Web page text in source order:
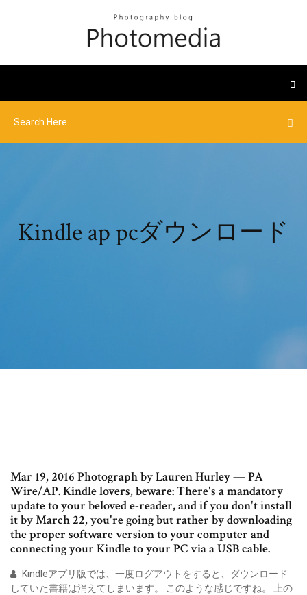
Kindle ap pcダウンロード
Mar 19, 2016 Photograph by Lauren Hurley — PA
Wire/AP. Kindle lovers, beware: There's a mandatory
update to your beloved e-reader, and if you don't install
it by March 22, you're going but rather by downloading
the proper software version to your computer and
connecting your Kindle to your PC via a USB cable.
Kindleアプリ版では、一度ログアウトをすると、ダウンロード
していた書籍は消えてしまいます。 このような感じですね。 上の